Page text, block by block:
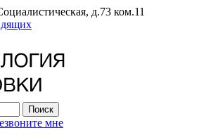
д.73 ком.11
мне